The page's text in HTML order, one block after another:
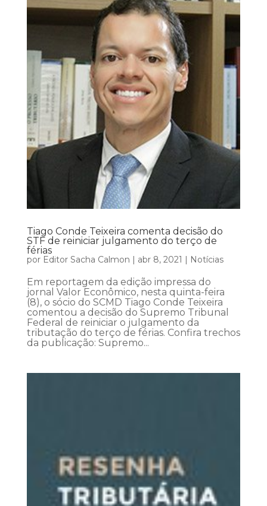
Tiago Conde Teixeira comenta decisão do
STF de reiniciar julgamento do terço de
férias
por Editor Sacha Calmon | abr 8, 2021 | Notícias
Em reportagem da edição impressa do
jornal Valor Econômico, nesta quinta-feira
(8), o sócio do SCMD Tiago Conde Teixeira
comentou a decisão do Supremo Tribunal
Federal de reiniciar o julgamento da
tributação do terço de férias. Confira trechos
da publicação: Supremo...